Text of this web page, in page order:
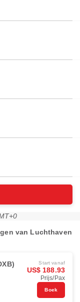
van Luchthaven
Start vanaf
US$ 188.93
Prijs/Pax
Boek